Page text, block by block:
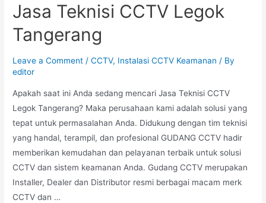
Jasa Teknisi CCTV Legok
Tangerang
Leave a Comment /CCTV, Instalasi CCTV Keamanan / By
editor
Apakah saat ini Anda sedang mencari Jasa Teknisi CCTV
Legok Tangerang? Maka perusahaan kami adalah solusi yang
tepat untuk permasalahan Anda. Didukung dengan tim teknisi
yang handal, terampil, dan profesional GUDANG CCTV hadir
memberikan kemudahan dan pelayanan terbaik untuk solusi
CCTV dan sistem keamanan Anda. Gudang CCTV merupakan
Installer, Dealer dan Distributor resmi berbagai macam merk
CCTV dan …